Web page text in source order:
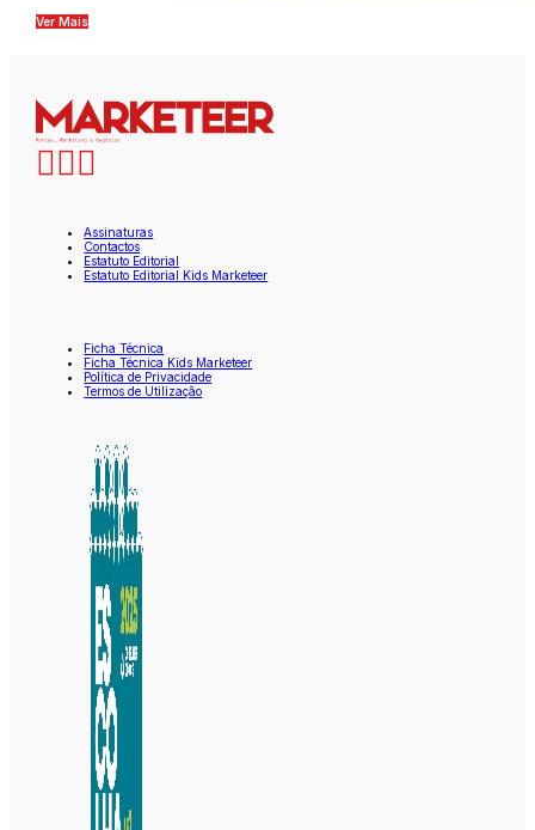
Ver Mais
Assinaturas
Contactos
Estatuto Editorial
Estatuto Editorial Kids Marketeer
Ficha Técnica
Ficha Técnica Kids Marketeer
Política de Privacidade
Termos de Utilização